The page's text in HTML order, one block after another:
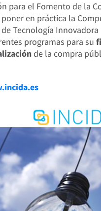
para el Fomento de la
en práctica la
de Tecnología
programas para su
de la compra